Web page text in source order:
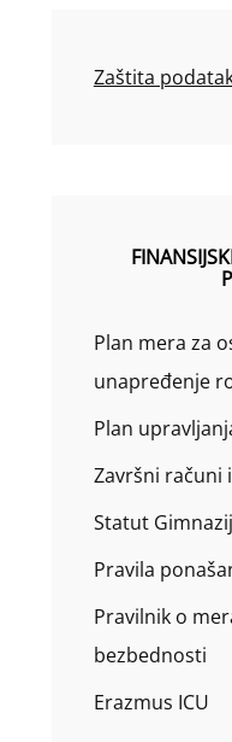
Zaštita
Plan mera za
unapređenje
Plan
Završni računi
Statut
Pravila
Pravilnik o
bezbednosti
Erazmus ICU